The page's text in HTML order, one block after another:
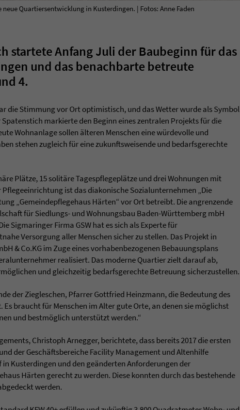
Quartiersentwicklung in Kusterdingen. | Fotos: Anne Faden
startete Anfang Juli der Baubeginn für das
und das benachbarte betreute
4.
die Stimmung vor Ort optimistisch, und das Wetter wurde als Symbol
markierte den Beginn eines zentralen Projekts für die
Wohnanlage sollen älteren Menschen eine würdevolle und
stehen zugleich für eine zukunftsweisende und bedarfsgerechte
Plätze, 15 solitäre Tagespflegeplätze und drei Wohnungen mit
ist das diakonische Sozialunternehmen „Die
„Gemeindepflegehaus Härten“ vor Ort betreibt. Die angrenzende
für Siedlungs- und Wohnungsbau Baden-Württemberg mbH
Sigmaringer Firma GSW hat es sich als Experte für
Versorgung aller Menschen sicher zu stellen. Das Projekt in
& Co.KG im Zuge eines vorhabenbezogenen Bebauungsplans
realisiert. Das moderne Quartier zielt darauf ab,
und gleichzeitig bedarfsgerechte Betreuung sicherzustellen.
der Ziegleschen, Pfarrer Gottfried Heinzmann, die Bedeutung des
braucht für Menschen im Alter gute Orte, an denen sie möglichst
und bestmöglich unterstützt werden.“
Christoph Arnegger, berichtete, dass bereits 2017 die ersten
der Geschäftsbereiche Facility Management und Altenhilfe
Kusterdingen und den geänderten Anforderungen der
Härten gerecht zu werden. Diese konnten durch das bestehende
werden.